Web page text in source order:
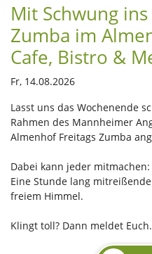
Mit Schwung
Zumba im
Cafe, Bistro &
Fr, 14.08.2026
Lasst uns das Wochenende
Rahmen des Mannheimer
Almenhof Freitags Zumba
Dabei kann jeder
Eine Stunde lang
freiem Himmel.
Klingt toll? Dann meldet